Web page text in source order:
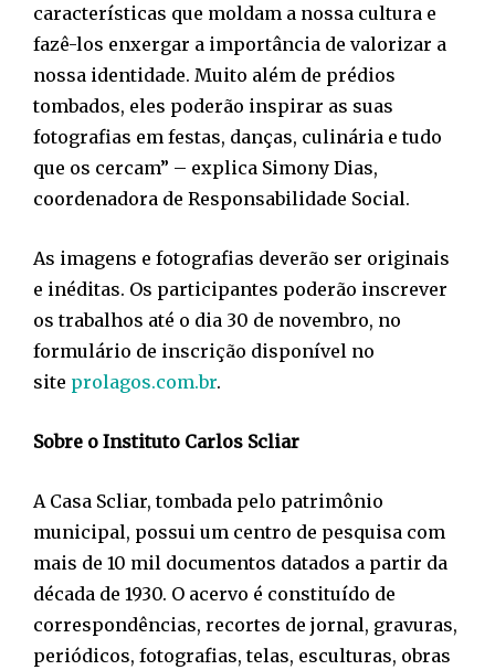
características que moldam a nossa cultura e
fazê-los enxergar a importância de valorizar a
nossa identidade. Muito além de prédios
tombados, eles poderão inspirar as suas
fotografias em festas, danças, culinária e tudo
que os cercam” – explica Simony Dias,
coordenadora de Responsabilidade Social.
As imagens e fotografias deverão ser originais
e inéditas. Os participantes poderão inscrever
os trabalhos até o dia 30 de novembro, no
formulário de inscrição disponível no
site prolagos.com.br.
Sobre o Instituto Carlos Scliar
A Casa Scliar, tombada pelo patrimônio
municipal, possui um centro de pesquisa com
mais de 10 mil documentos datados a partir da
década de 1930. O acervo é constituído de
correspondências, recortes de jornal, gravuras,
periódicos, fotografias, telas, esculturas, obras